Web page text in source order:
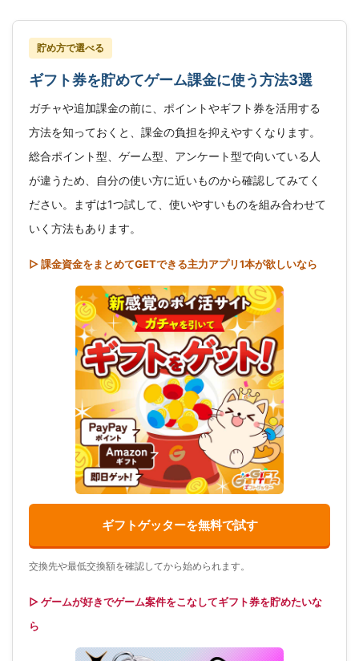
貯め方で選べる
ギフト券を貯めてゲーム課金に使う方法3選
ガチャや追加課金の前に、ポイントやギフト券を活用する
方法を知っておくと、課金の負担を抑えやすくなります。
総合ポイント型、ゲーム型、アンケート型で向いている人
が違うため、自分の使い方に近いものから確認してみてく
ださい。まずは1つ試して、使いやすいものを組み合わせて
いく方法もあります。
▷ 課金資金をまとめてGETできる主力アプリ1本が欲しいなら
ギフトゲッターを無料で試す
交換先や最低交換額を確認してから始められます。
▷ ゲームが好きでゲーム案件をこなしてギフト券を貯めたいな
ら